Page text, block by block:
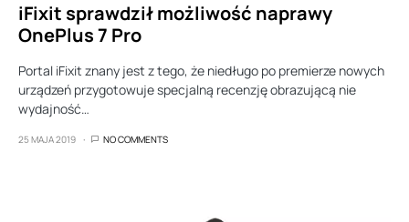
iFixit sprawdził możliwość naprawy
OnePlus 7 Pro
Portal iFixit znany jest z tego, że niedługo po premierze nowych
urządzeń przygotowuje specjalną recenzję obrazującą nie
wydajność…
25 MAJA 2019 NO COMMENTS